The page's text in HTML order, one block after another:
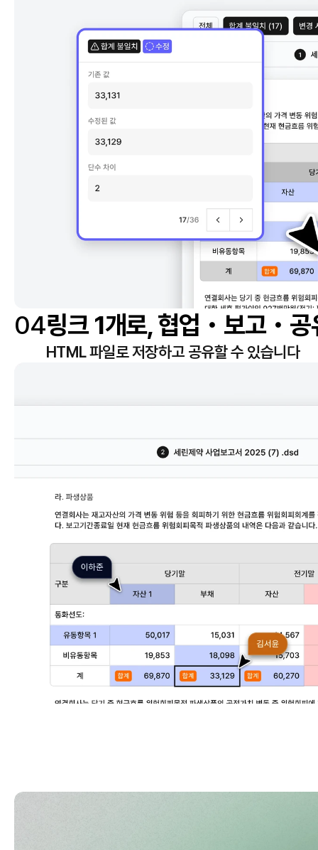
04링크 1개로, 협업・보고・공
HTML 파일로 저장하고 공유할 수 있습니다